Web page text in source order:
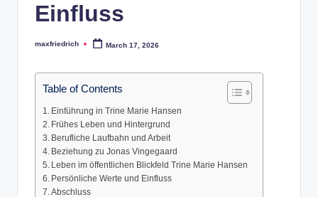
Einfluss
Posted
maxfriedrich March 17, 2026
Table of Contents
Einführung in Trine Marie Hansen
Frühes Leben und Hintergrund
Berufliche Laufbahn und Arbeit
Beziehung zu Jonas Vingegaard
Leben im öffentlichen Blickfeld Trine Marie Hansen
Persönliche Werte und Einfluss
Abschluss